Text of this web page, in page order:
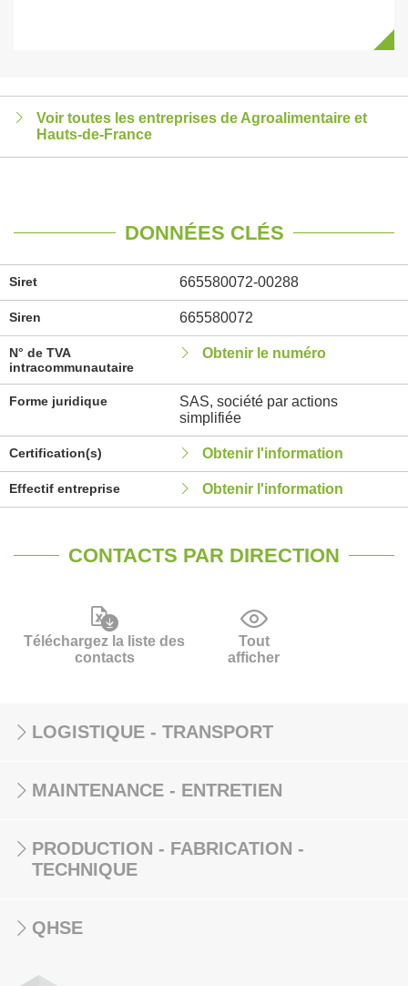
Voir toutes les entreprises de Agroalimentaire et
Hauts-de-France
DONNÉES CLÉS
Siret 665580072-00288
Siren 665580072
N° de TVA
intracommunautaire
Obtenir le numéro
Forme juridique
SAS, société par actions
simplifiée
Certification(s) Obtenir l'information
Effectif entreprise Obtenir l'information
CONTACTS PAR DIRECTION
Téléchargez la liste des
contacts
Tout
afficher
LOGISTIQUE - TRANSPORT
MAINTENANCE - ENTRETIEN
PRODUCTION - FABRICATION -
TECHNIQUE
QHSE